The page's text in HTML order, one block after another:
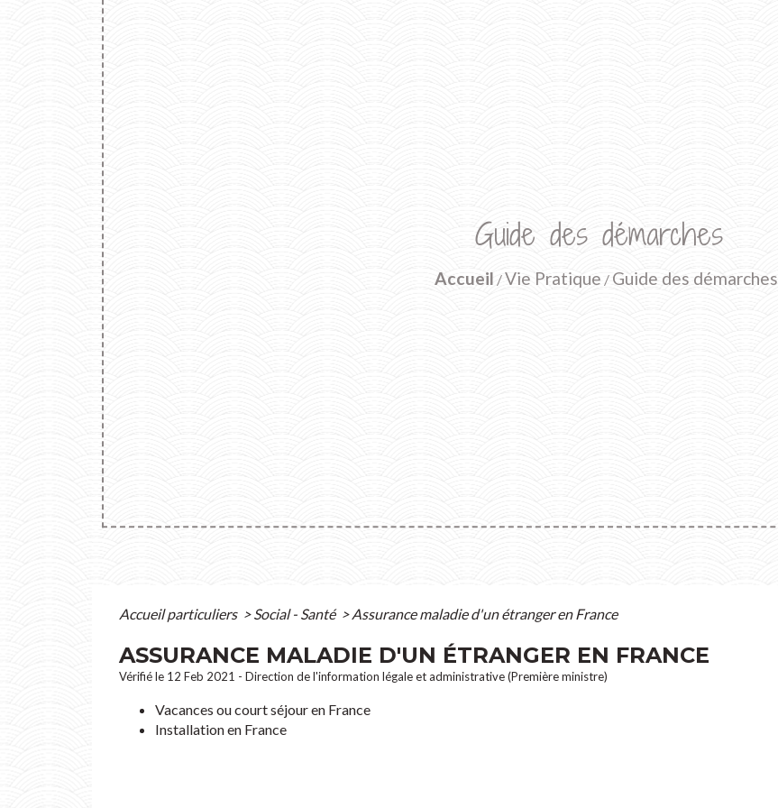
Guide des démarches
Accueil /Vie Pratique / Guide des démarches
Accueil particuliers > Social - Santé > Assurance maladie d'un étranger en France
ASSURANCE MALADIE D'UN ÉTRANGER EN FRANCE
Vérifié le 12 Feb 2021 - Direction de l'information légale et administrative (Première ministre)
Vacances ou court séjour en France
Installation en France